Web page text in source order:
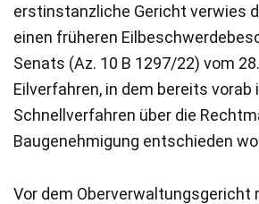
erstinstanzliche Gericht verwies
einen früheren
Senats (Az. 10 B 1297/22) vom
Eilverfahren, in dem bereits vorab
Schnellverfahren über die
Baugenehmigung entschieden
Vor dem Oberverwaltungsgericht